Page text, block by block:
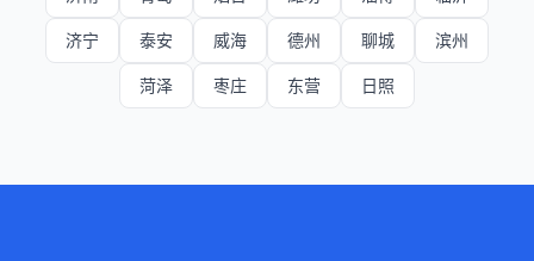
济宁 泰安 威海 德州 聊城 滨州
菏泽 枣庄 东营 日照